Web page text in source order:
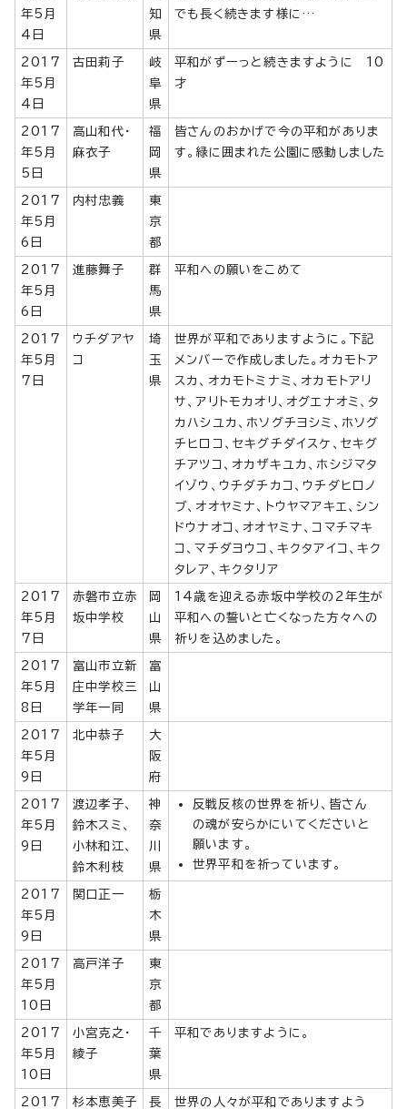
年5月
4日
知
県
でも長く続きます様に…
2017
年5月
4日
古田莉子
岐
阜
県
平和がずーっと続きますように 10
才
2017
年5月
5日
高山和代・
麻衣子
福
岡
県
皆さんのおかげで今の平和がありま
す。緑に囲まれた公園に感動しました
2017
年5月
6日
内村忠義
東
京
都
2017
年5月
6日
進藤舞子
群
馬
県
平和への願いをこめて
2017
年5月
7日
ウチダアヤ
コ
埼
玉
県
世界が平和でありますように。下記
メンバーで作成しました。オカモトア
スカ、オカモトミナミ、オカモトアリ
サ、アリトモカオリ、オグエナオミ、タ
カハシユカ、ホソグチヨシミ、ホソグ
チヒロコ、セキグチダイスケ、セキグ
チアツコ、オカザキユカ、ホシジマタ
イゾウ、ウチダチカコ、ウチダヒロノ
ブ、オオヤミナ、トウヤマアキエ、シン
ドウナオコ、オオヤミナ、コマチマキ
コ、マチダヨウコ、キクタアイコ、キク
タレア、キクタリア
2017
年5月
7日
赤磐市立赤
坂中学校
岡
山
県
14歳を迎える赤坂中学校の2年生が
平和への誓いと亡くなった方々への
祈りを込めました。
2017
年5月
8日
富山市立新
庄中学校三
学年一同
富
山
県
2017
年5月
9日
北中恭子
大
阪
府
2017
年5月
9日
渡辺孝子、
鈴木スミ、
小林和江、
鈴木利枝
神
奈
川
県
反戦反核の世界を祈り、皆さん
の魂が安らかにいてくださいと
願います。
世界平和を祈っています。
2017
年5月
9日
関口正一
栃
木
県
2017
年5月
10日
高戸洋子
東
京
都
2017
年5月
10日
小宮克之・
綾子
千
葉
県
平和でありますように。
2017 杉本恵美子 長 世界の人々が平和でありますよう